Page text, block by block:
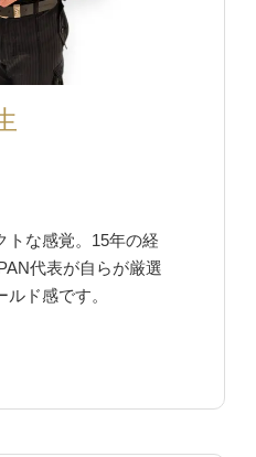
トな感覚。15年の経
代表が自らが厳選
ド感です。